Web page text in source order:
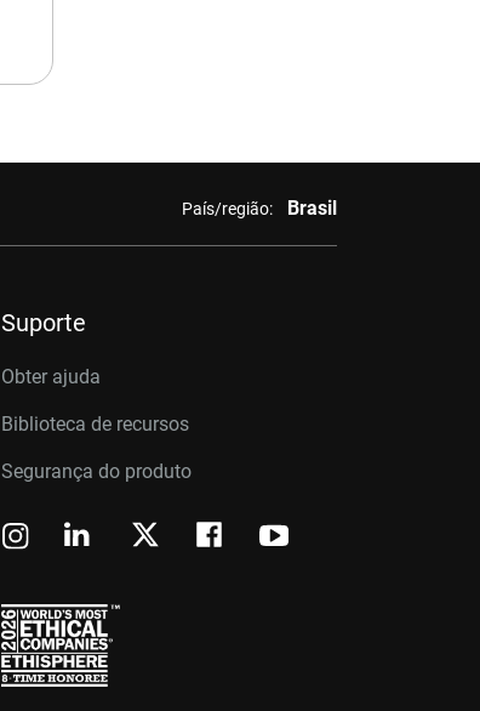
País/região: Brasil
Suporte
Obter ajuda
Biblioteca de recursos
Segurança do produto